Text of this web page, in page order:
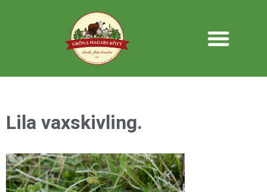
Lila vaxskivling.